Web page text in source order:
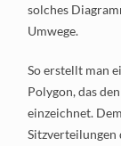
solches
Umwege.
So erstellt man
Polygon, das
einzeichnet.
Sitzverteilungen